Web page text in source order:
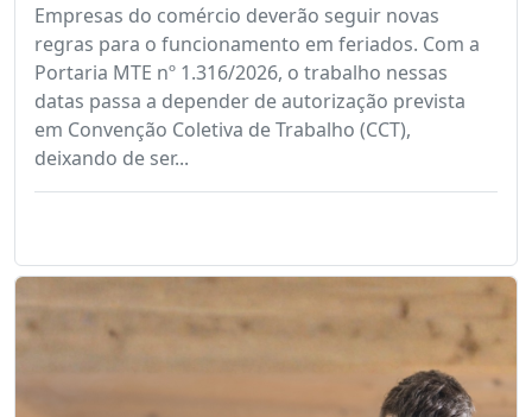
Empresas do comércio deverão seguir novas
regras para o funcionamento em feriados. Com a
Portaria MTE nº 1.316/2026, o trabalho nessas
datas passa a depender de autorização prevista
em Convenção Coletiva de Trabalho (CCT),
deixando de ser...